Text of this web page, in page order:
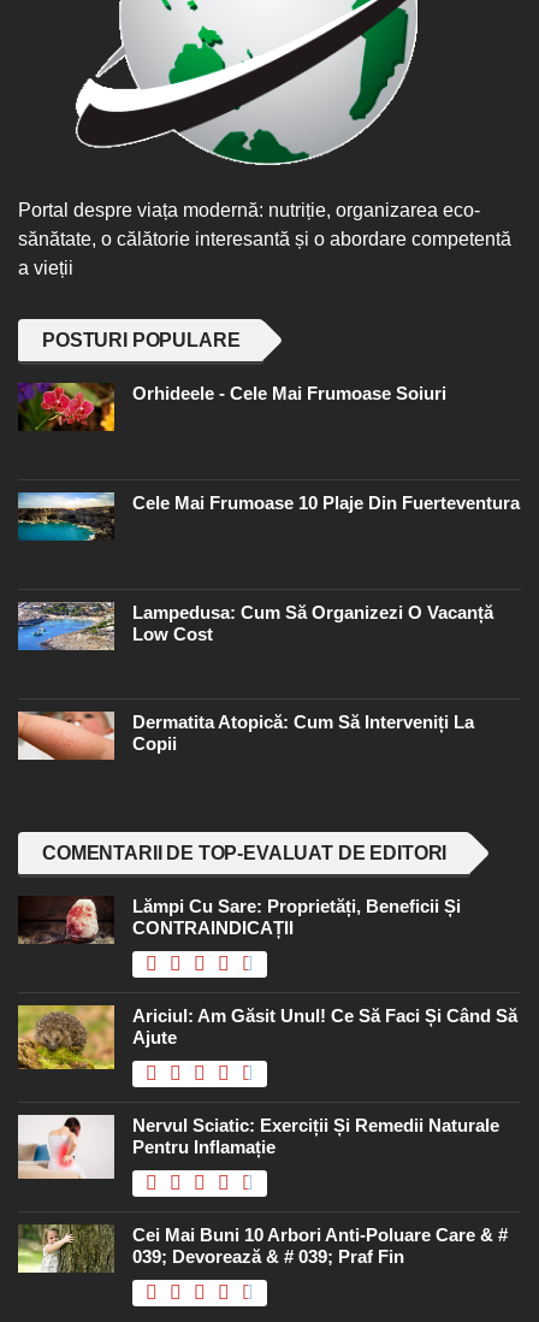
Portal despre viața modernă: nutriție, organizarea eco-
sănătate, o călătorie interesantă și o abordare competentă
a vieții
POSTURI POPULARE
Orhideele - Cele Mai Frumoase Soiuri
Cele Mai Frumoase 10 Plaje Din Fuerteventura
Lampedusa: Cum Să Organizezi O Vacanță
Low Cost
Dermatita Atopică: Cum Să Interveniți La
Copii
COMENTARII DE TOP-EVALUAT DE EDITORI
Lămpi Cu Sare: Proprietăți, Beneficii Și
CONTRAINDICAȚII
Ariciul: Am Găsit Unul! Ce Să Faci Și Când Să
Ajute
Nervul Sciatic: Exerciții Și Remedii Naturale
Pentru Inflamație
Cei Mai Buni 10 Arbori Anti-Poluare Care & #
039; Devorează & # 039; Praf Fin